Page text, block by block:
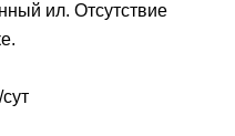
ил. Отсутствие